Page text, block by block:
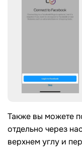
Также вы можете
отдельно через
верхнем углу и